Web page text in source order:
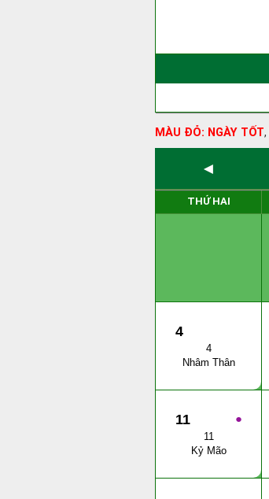
MÀU ĐỎ: NGÀY TỐT,
◄
THỨ HAI
4
4
Nhâm Thân
●
11
11
Kỷ Mão